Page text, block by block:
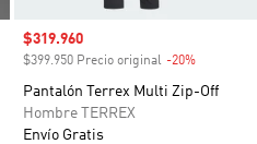
Precio de venta
$319.960
$399.950 Precio original -20%
Pantalón Terrex Multi Zip-Off
Hombre TERREX
Envío Gratis